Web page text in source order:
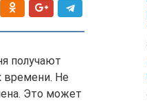
получают
времени. Не
Это может